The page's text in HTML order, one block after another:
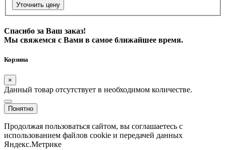
Уточнить цену
Спасибо за Ваш заказ!
Мы свяжемся с Вами в самое ближайшее время.
Корзина
×
Данный товар отсутствует в необходимом количестве.
Понятно
Продолжая пользоваться сайтом, вы соглашаетесь с
использованием файлов cookie и передачей данных
Яндекс.Метрике